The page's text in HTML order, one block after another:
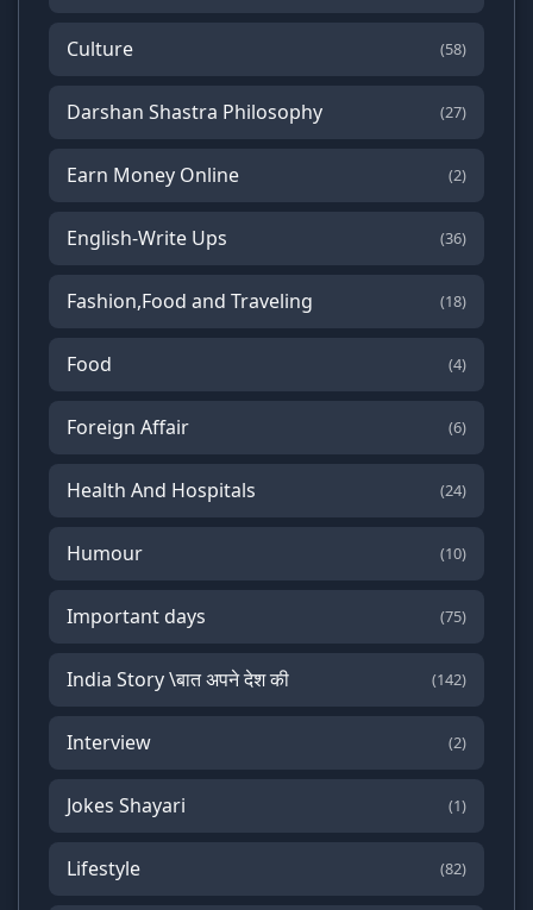
Culture (58)
Darshan Shastra Philosophy (27)
Earn Money Online (2)
English-Write Ups (36)
Fashion,Food and Traveling (18)
Food (4)
Foreign Affair (6)
Health And Hospitals (24)
Humour (10)
Important days (75)
India Story \बात अपने देश की (142)
Interview (2)
Jokes Shayari (1)
Lifestyle (82)